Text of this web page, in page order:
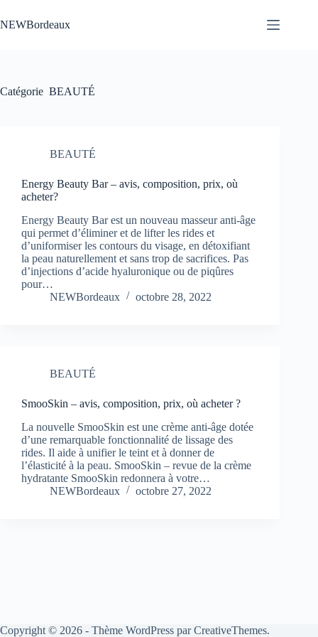
au
contenu
NEWBordeaux
Catégorie BEAUTÉ
BEAUTÉ
Energy Beauty Bar – avis, composition, prix, où
acheter?
Energy Beauty Bar est un nouveau masseur anti-âge
qui permet d’éliminer et de lifter les rides et
d’uniformiser les contours du visage, en détoxifiant
la peau naturellement et sans trop de sacrifices. Pas
d’injections d’acide hyaluronique ou de piqûres
pour…
NEWBordeaux
octobre 28, 2022
BEAUTÉ
SmooSkin – avis, composition, prix, où acheter ?
La nouvelle SmooSkin est une crème anti-âge dotée
d’une remarquable fonctionnalité de lissage des
rides. Il aide à unifier le teint et à donner de
l’élasticité à la peau. SmooSkin – revue de la crème
hydratante SmooSkin redonnera à votre…
NEWBordeaux
octobre 27, 2022
Copyright © 2026 - Thème WordPress parCreativeThemes.